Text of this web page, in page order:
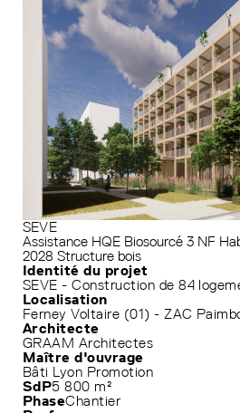
SEVE
Assistance HQE Biosourcé 3 NF
2028 Structure bois
Identité du projet
SEVE - Construction de 84
Localisation
Ferney Voltaire (01) - ZAC
Architecte
GRAAM Architectes
Maître d'ouvrage
Bâti Lyon Promotion
SdP5 800 m²
PhaseChantier